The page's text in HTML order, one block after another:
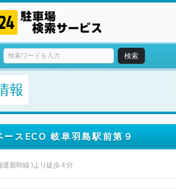
検索
報
ースECO 岐阜羽島駅前第９
新幹線 )より徒歩４分